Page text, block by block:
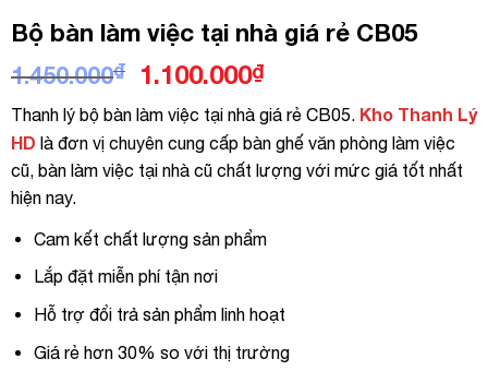
Bộ bàn làm việc tại nhà giá rẻ CB05
1.450.000₫
Giá
là:
1.450.000₫.
1.100.000₫Giá
hiện
tại
là:
1.100.000₫.
Thanh lý bộ bàn làm việc tại nhà giá rẻ CB05. Kho Thanh Lý
HD là đơn vị chuyên cung cấp bàn ghế văn phòng làm việc
cũ, bàn làm việc tại nhà cũ chất lượng với mức giá tốt nhất
hiện nay.
Cam kết chất lượng sản phẩm
Lắp đặt miễn phí tận nơi
Hỗ trợ đổi trả sản phẩm linh hoạt
Giá rẻ hơn 30% so với thị trường